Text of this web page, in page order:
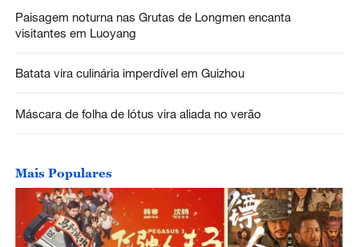
Paisagem noturna nas Grutas de Longmen encanta
visitantes em Luoyang
Batata vira culinária imperdível em Guizhou
Máscara de folha de lótus vira aliada no verão
Mais Populares